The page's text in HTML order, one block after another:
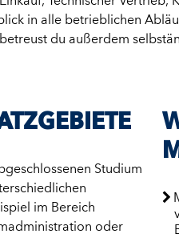
in alle betrieblichen
du außerdem
Studium
im Bereich
oder